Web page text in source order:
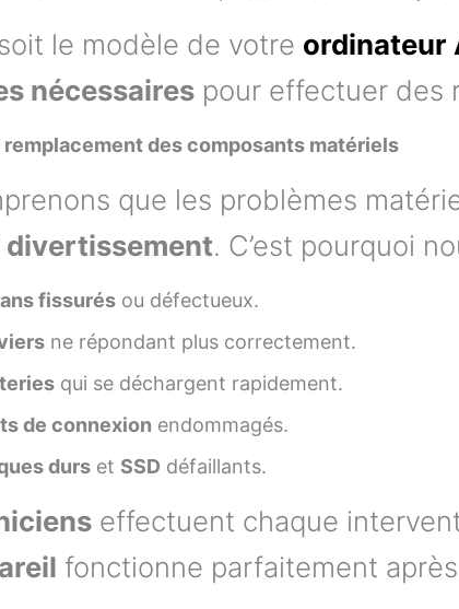
le modèle de votre ordinateur
nécessaires pour effectuer des
remplacement des composants matériels
que les problèmes
divertissement. C’est pourquoi
fissurés ou défectueux.
ne répondant plus correctement.
qui se déchargent rapidement.
de connexion endommagés.
durs et SSD défaillants.
effectuent chaque
fonctionne parfaitement